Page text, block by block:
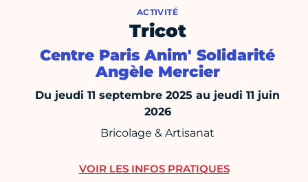
ACTIVITÉ
Tricot
Centre Paris Anim' Solidarité
Angèle Mercier
Du jeudi 11 septembre 2025 au jeudi 11 juin
2026
Bricolage & Artisanat
VOIR LES INFOS PRATIQUES